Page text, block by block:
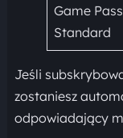
Game Pass
Standard
Jeśli
zostaniesz
odpowiadający